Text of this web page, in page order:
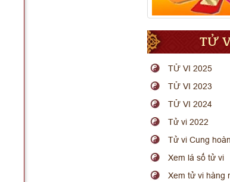
TỬ
TỬ VI 2025
TỬ VI 2023
TỬ VI 2024
Tử vi 2022
Tử vi Cung
Xem lá số tử vi
Xem tử vi hàng